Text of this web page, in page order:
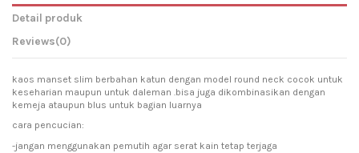
Detail produk
Reviews(0)
kaos manset slim berbahan katun dengan model round neck cocok untuk
keseharian maupun untuk daleman .bisa juga dikombinasikan dengan
kemeja ataupun blus untuk bagian luarnya
cara pencucian:
-jangan menggunakan pemutih agar serat kain tetap terjaga